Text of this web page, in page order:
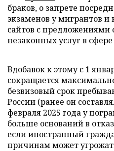
браков, о запрете
экзаменов у мигрантов и
сайтов с предложениями
незаконных услуг в
Вдобавок к этому с 1
сокращается
безвизовый срок
России (ранее он
февраля 2025 года у
больше оснований в
если иностранный
причинам может